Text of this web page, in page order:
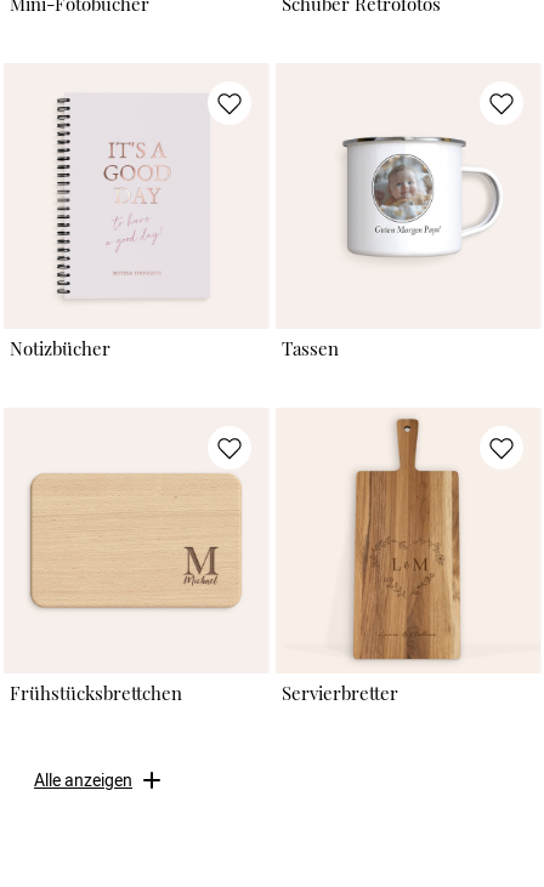
Notizbücher Tassen
Frühstücksbrettchen Servierbretter
Alle anzeigen